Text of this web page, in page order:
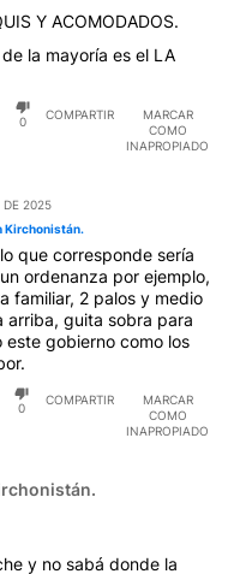
Y ACOMODADOS.
la mayoría es el LA
0
COMPARTIR
MARCAR
COMO
INAPROPIADO
DE 2025
Kirchonistán.
que corresponde sería
ordenanza por ejemplo,
familiar, 2 palos y medio
arriba, guita sobra para
gobierno como los
0
COMPARTIR
MARCAR
COMO
INAPROPIADO
y no sabá donde la